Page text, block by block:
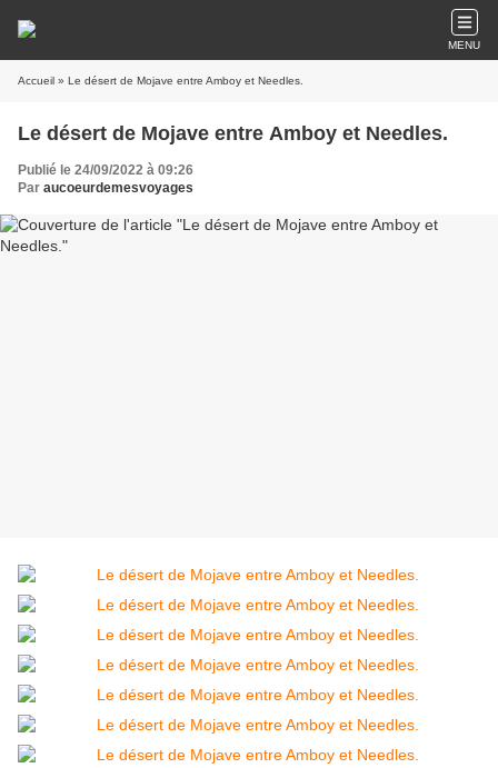
MENU
Accueil » Le désert de Mojave entre Amboy et Needles.
Le désert de Mojave entre Amboy et Needles.
Publié le 24/09/2022 à 09:26
Par aucoeurdemesvoyages